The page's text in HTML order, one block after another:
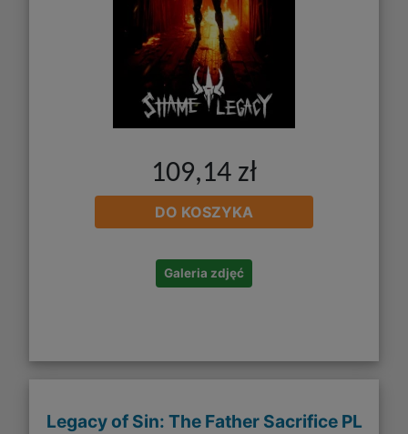
109,14 zł
DO KOSZYKA
Galeria zdjęć
Legacy of Sin: The Father Sacrifice PL